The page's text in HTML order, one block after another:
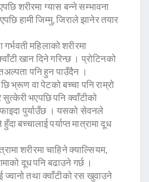
शरीरमा ग्यास बन्ने सम्भावना
हामी जिम्मु, जिराले झानेर तयार
महिलाको शरीरमा
खान दिने गरिन्छ । प्रोटिनको
पनि हुन पाउँदैन ।
भ्रूण वा पेटको बच्चा पनि राम्रो
भएपछि पनि क्वाँटीको
पुर्याउँछ । यसको सेवनले
बच्चालाई पर्याप्त मात्रामा दूध
शरीरमा चाहिने क्याल्सियम,
दूध पनि बढाउने गर्छ ।
तथा क्वाँटीको रस खुवाउने